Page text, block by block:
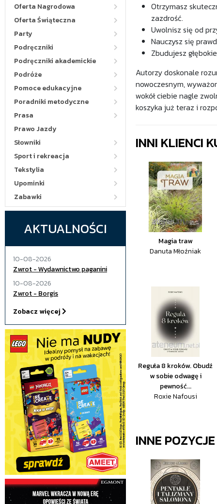
Oferta Nagrodowa
Oferta Świąteczna
Party
Podręczniki
Podręczniki akademickie
Podróże
Pomoce edukacyjne
Poradniki metodyczne
Prasa
Prawo Jazdy
Słowniki
Sport i rekreacja
Tekstylia
Upominki
Zabawki
AKTUALNOŚCI
10-08-2026
Zwrot - Wydawnictwo paganini
10-08-2026
Zwrot - Borgis
Zobacz więcej
Otrzymasz
zazdrość.
Uwolnisz się od
Nauczysz się
Zbudujesz
Autorzy doskonale
nowoczesnym,
wokół ciebie nagle
koszyka już teraz i
INNI KLIENCI
Magia traw
Danuta Młoźniak
Reguła 8 kroków. Obudź
w sobie odwagę i
pewność...
Roxie Nafousi
INNE